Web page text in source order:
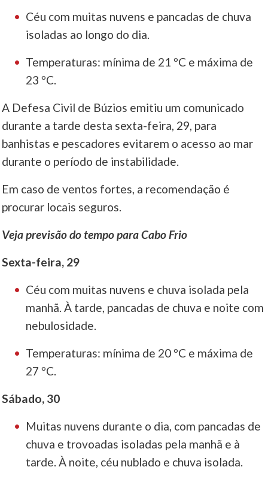
Céu com muitas nuvens e pancadas de chuva
isoladas ao longo do dia.
Temperaturas: mínima de 21 ºC e máxima de
23 ºC.
A Defesa Civil de Búzios emitiu um comunicado
durante a tarde desta sexta-feira, 29, para
banhistas e pescadores evitarem o acesso ao mar
durante o período de instabilidade.
Em caso de ventos fortes, a recomendação é
procurar locais seguros.
Veja previsão do tempo para Cabo Frio
Sexta-feira, 29
Céu com muitas nuvens e chuva isolada pela
manhã. À tarde, pancadas de chuva e noite com
nebulosidade.
Temperaturas: mínima de 20 ºC e máxima de
27 ºC.
Sábado, 30
Muitas nuvens durante o dia, com pancadas de
chuva e trovoadas isoladas pela manhã e à
tarde. À noite, céu nublado e chuva isolada.